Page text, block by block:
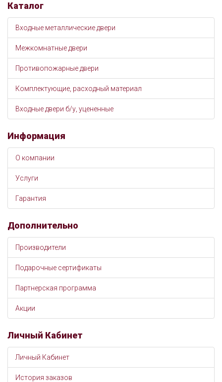
Каталог
Входные металлические двери
Межкомнатные двери
Противопожарные двери
Комплектующие, расходный материал
Входные двери б/у, уцененные
Информация
О компании
Услуги
Гарантия
Дополнительно
Производители
Подарочные сертификаты
Партнерская программа
Акции
Личный Кабинет
Личный Кабинет
История заказов